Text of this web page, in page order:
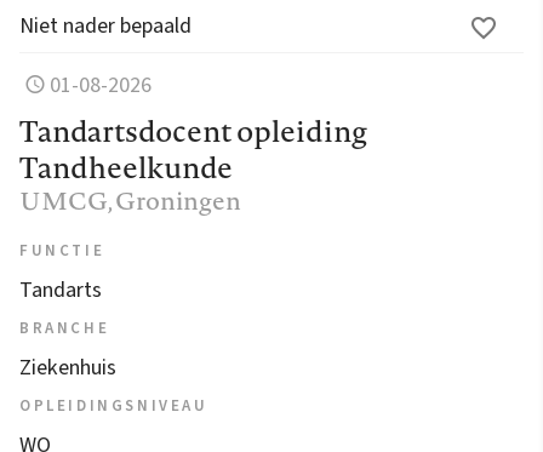
Niet nader bepaald
01-08-2026
Tandartsdocent opleiding
Tandheelkunde
UMCG, Groningen
FUNCTIE
Tandarts
BRANCHE
Ziekenhuis
OPLEIDINGSNIVEAU
WO